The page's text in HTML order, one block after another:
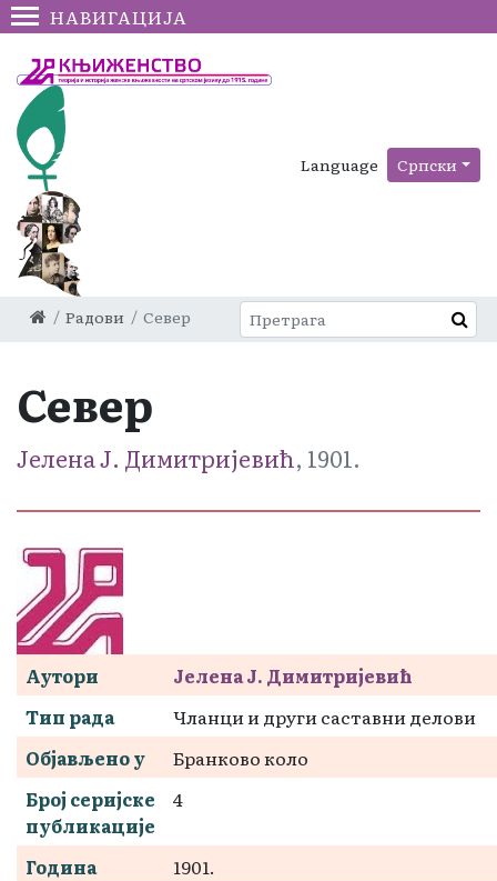
НАВИГАЦИЈА
Language Српски
Радови Север
Север
Јелена Ј. Димитријевић, 1901.
Аутори
Јелена Ј. Димитријевић
Тип рада
Чланци и други саставни делови
Објављено у
Бранково коло
Број серијске
публикације
4
Година
1901.